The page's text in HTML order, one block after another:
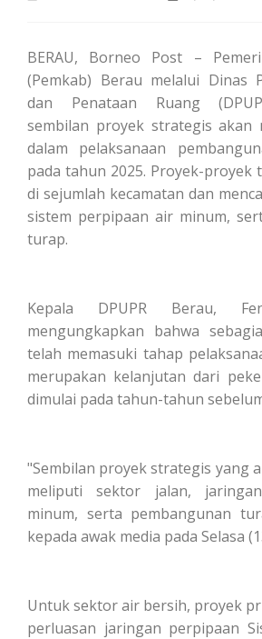
BERAU, Borneo Post –
(Pemkab) Berau melalui Dinas
dan Penataan Ruang
sembilan proyek strategis akan
dalam pelaksanaan
pada tahun 2025. Proyek-
di sejumlah kecamatan dan
sistem perpipaan air minum,
turap.
Kepala DPUPR Berau,
mengungkapkan bahwa
telah memasuki tahap
merupakan kelanjutan dari
dimulai pada tahun-tahun
"Sembilan proyek strategis yang
meliputi sektor jalan,
minum, serta pembangunan
kepada awak media pada Selasa
Untuk sektor air bersih, proyek
perluasan jaringan perpipaan